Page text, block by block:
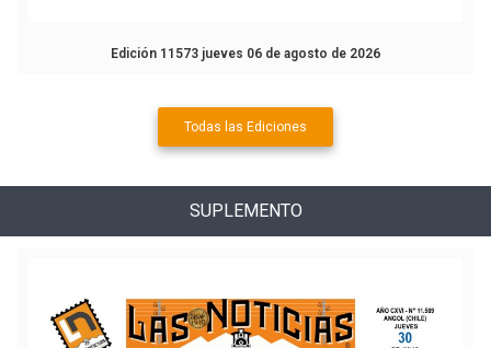
Edición 11573 jueves 06 de agosto de 2026
Todas las Ediciones
SUPLEMENTO